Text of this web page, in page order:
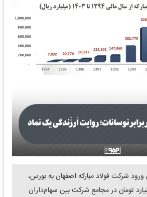
ورود شرکت فولاد مبارکه اصفهان به بورس،
هزار میلیارد تومان در مجامع شرکت بین سهام‌داران